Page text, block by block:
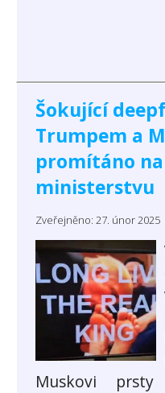
Šokující
Trumpem a
promítáno
ministerstvu
Zveřejněno: 27. únor 2025
Muskovi